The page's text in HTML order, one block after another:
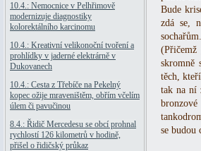
10.4.: Nemocnice v Pelhřimově
modernizuje diagnostiky
kolorektálního karcinomu
10.4.: Kreativní velikonoční tvoření a
prohlídky v jaderné elektrárně v
Dukovanech
10.4.: Cesta z Třebíče na Pekelný
kopec ožije mraveništěm, obřím včelím
úlem či pavučinou
8.4.: Řidič Mercedesu se obcí prohnal
rychlostí 126 kilometrů v hodině,
přišel o řidičský průkaz
Bude
zdá se,
skromně
těch,
tak na ní
se budou